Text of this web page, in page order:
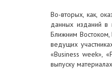
Во-вторых, как,
данных изданий в
Ближним Востоком,
ведущих
«Business week»,
выпуску